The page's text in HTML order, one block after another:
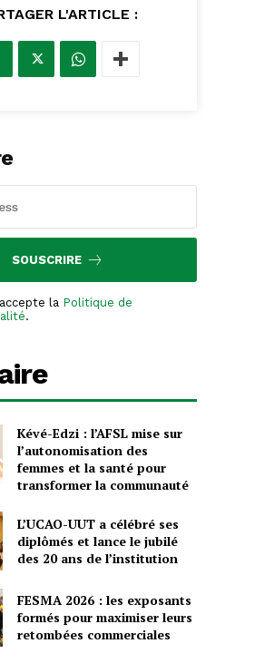
L'ARTICLE :
SOUSCRIRE
la Politique de
.
Kévé-Edzi : l’AFSL mise sur
l’autonomisation des
femmes et la santé pour
transformer la communauté
L’UCAO-UUT a célébré ses
diplômés et lance le jubilé
des 20 ans de l’institution
FESMA 2026 : les exposants
formés pour maximiser leurs
retombées commerciales